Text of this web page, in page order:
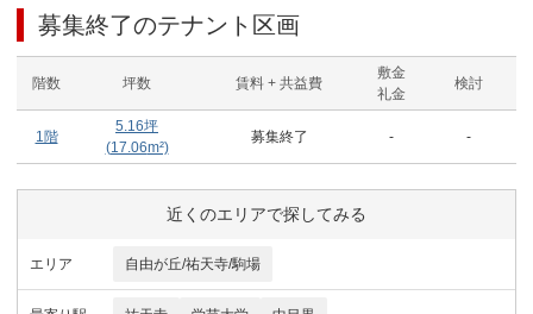
募集終了のテナント区画
階数 坪数 賃料 + 共益費
敷金
礼金
検討
1階
5.16坪
(17.06m²)
募集終了 - -
近くのエリアで探してみる
エリア 自由が丘/祐天寺/駒場